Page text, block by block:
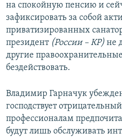
на спокойную пенсию и
зафиксировать за собой
приватизированных
президент(России – КР) не
другие
бездействовать.​
Владимир Гарначук
господствует
профессионалам
будут лишь обслуживать